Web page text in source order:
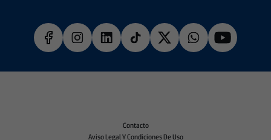
Contacto
Aviso Legal Y Condiciones De Uso